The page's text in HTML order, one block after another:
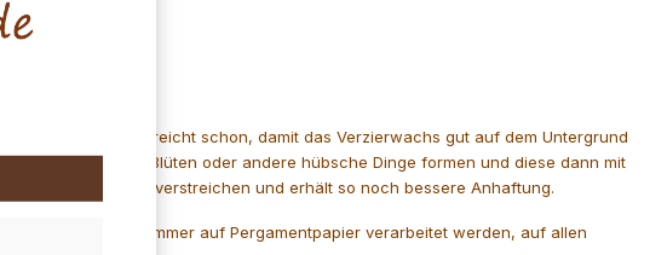
warme Hand reicht schon, damit das Verzierwachs gut auf dem Untergrund
Ihrer Fantasie Blüten oder andere hübsche Dinge formen und diese dann mit
der Kerze etwas verstreichen und erhält so noch bessere Anhaftung.
Folien sollten immer auf Pergamentpapier verarbeitet werden, auf allen